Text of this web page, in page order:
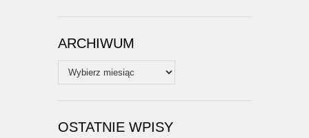
ARCHIWUM
Archiwum
OSTATNIE WPISY